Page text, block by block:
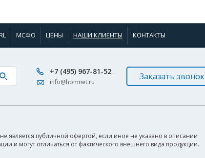
МСФО ЦЕНЫ НАШИ КЛИЕНТЫ КОНТАКТЫ
+7 (495) 967-81-52
info@homnet.ru
Заказать звонок
является публичной офертой, если иное не указано в описании
и могут отличаться от фактического внешнего вида продукции.